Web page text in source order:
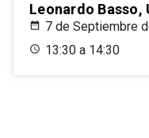
Leonardo Basso,
7 de Septiembre
13:30 a 14:30